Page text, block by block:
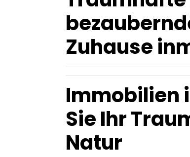
Zuhause
Immobilien
Sie Ihr
Natur